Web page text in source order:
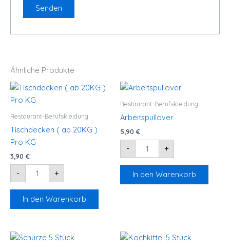
Ähnliche Produkte
Restaurant-Berufskleidung
Tischdecken ( ab 20KG )
Pro KG
3,90 €
-
Tischdecken
(
ab
)
Pro
KG
Menge
+
In den Warenkorb
Restaurant-Berufskleidung
Arbeitspullover
5,90 €
-
Arbeitspullover
Menge
+
In den Warenkorb
Schürze
5
Kochkittel
5